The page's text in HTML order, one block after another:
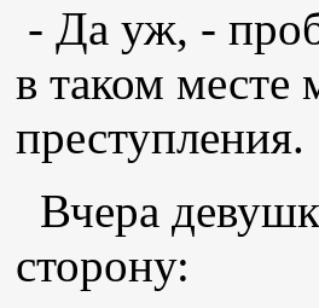
- Да уж, -
в таком месте
преступления.
Вчера
сторону: